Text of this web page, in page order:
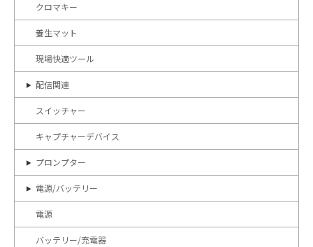
クロマキー
養生マット
現場快適ツール
配信関連
スイッチャー
キャプチャーデバイス
プロンプター
電源/バッテリー
電源
バッテリー/充電器